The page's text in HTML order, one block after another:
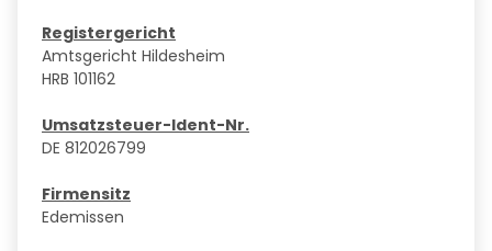
Registergericht
Amtsgericht Hildesheim
HRB 101162
Umsatzsteuer-Ident-Nr.
DE 812026799
Firmensitz
Edemissen